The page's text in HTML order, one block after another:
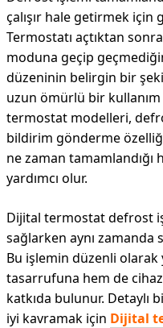
çalışır hale getirmek için
Termostatı açtıktan
moduna geçip
düzeninin belirgin bir
uzun ömürlü bir kullanım
termostat modelleri,
bildirim gönderme
ne zaman tamamlandığı
yardımcı olur.
Dijital termostat defrost
sağlarken aynı zamanda
Bu işlemin düzenli olarak
tasarrufuna hem de
katkıda bulunur. Detaylı
iyi kavramak için Dijital